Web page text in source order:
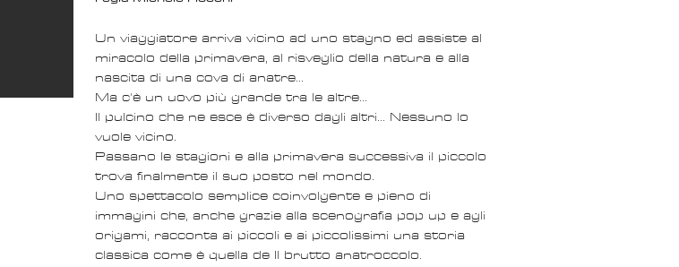
Un viaggiatore arriva vicino ad uno stagno ed assiste al
miracolo della primavera, al risveglio della natura e alla
nascita di una cova di anatre...
Ma c'è un uovo più grande tra le altre...
Il pulcino che ne esce è diverso dagli altri... Nessuno lo
vuole vicino.
Passano le stagioni e alla primavera successiva il piccolo
trova finalmente il suo posto nel mondo.
Uno spettacolo semplice coinvolgente e pieno di
immagini che, anche grazie alla scenografia pop up e agli
origami, racconta ai piccoli e ai piccolissimi una storia
classica come è quella de Il brutto anatroccolo.